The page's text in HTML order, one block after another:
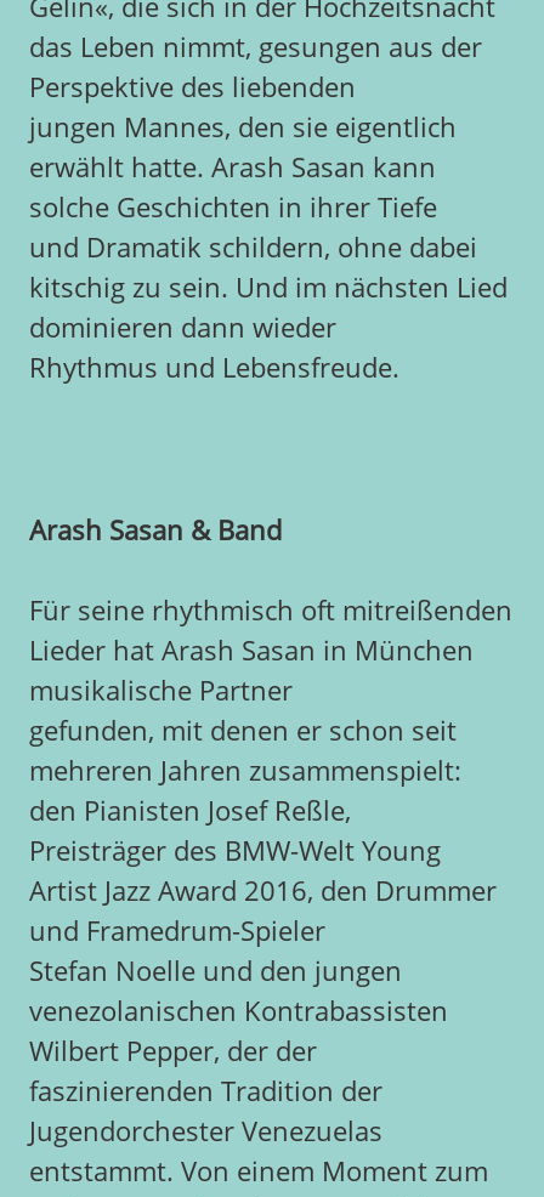
das Leben nimmt, gesungen aus der
Perspektive des liebenden
jungen Mannes, den sie eigentlich
erwählt hatte. Arash Sasan kann
solche Geschichten in ihrer Tiefe
und Dramatik schildern, ohne dabei
kitschig zu sein. Und im nächsten Lied
dominieren dann wieder
Rhythmus und Lebensfreude.
Arash Sasan & Band
Für seine rhythmisch oft mitreißenden
Lieder hat Arash Sasan in München
musikalische Partner
gefunden, mit denen er schon seit
mehreren Jahren zusammenspielt:
den Pianisten Josef Reßle,
Preisträger des BMW-Welt Young
Artist Jazz Award 2016, den Drummer
und Framedrum-Spieler
Stefan Noelle und den jungen
venezolanischen Kontrabassisten
Wilbert Pepper, der der
faszinierenden Tradition der
Jugendorchester Venezuelas
entstammt. Von einem Moment zum